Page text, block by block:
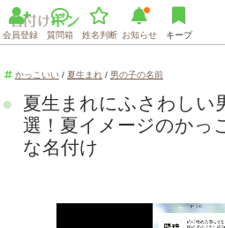
会員登録 質問箱 姓名判断 お知らせ キープ
かっこいい / 夏生まれ / 男の子の名前
夏生まれにふさわしい
選！夏イメージのかっ
な名付け